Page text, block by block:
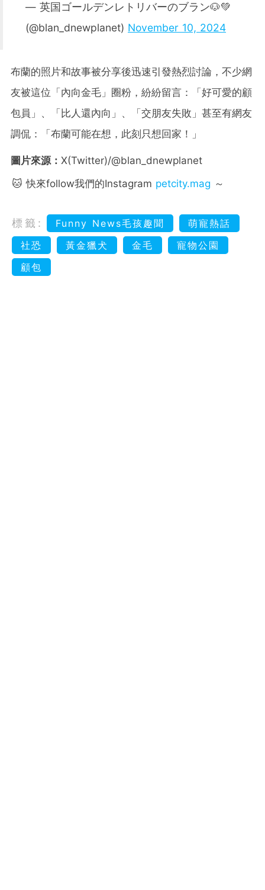
— 英国ゴールデンレトリバーのブラン🐶💚
(@blan_dnewplanet) November 10, 2024
布蘭的照片和故事被分享後迅速引發熱烈討論，不少網
友被這位「內向金毛」圈粉，紛紛留言：「好可愛的顧
包員」、「比人還內向」、「交朋友失敗」甚至有網友
調侃：「布蘭可能在想，此刻只想回家！」
圖片來源： X(Twitter)/@blan_dnewplanet
🐱 快來follow我們的Instagram petcity.mag ～
標籤: Funny News毛孩趣聞
萌寵熱話
社恐
黃金獵犬 金毛
寵物公園
顧包